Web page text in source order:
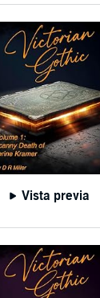
Vista previa